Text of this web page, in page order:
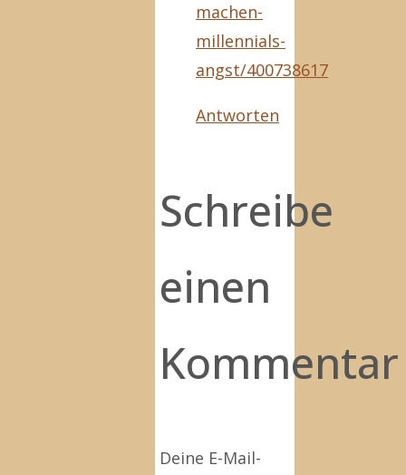
machen-
millennials-
angst/400738617
Antworten
Schreibe
einen
Kommentar
Deine E-Mail-